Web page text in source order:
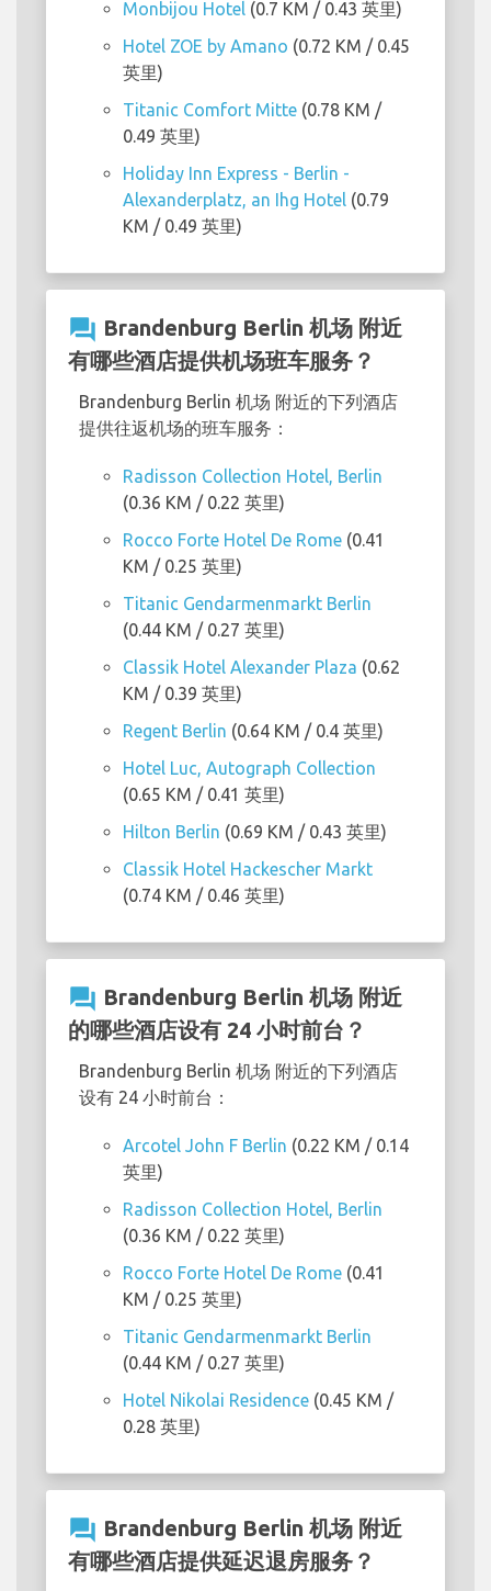
Monbijou Hotel (0.7 KM / 0.43 英里)
Hotel ZOE by Amano (0.72 KM / 0.45
英里)
Titanic Comfort Mitte (0.78 KM /
0.49 英里)
Holiday Inn Express - Berlin -
Alexanderplatz, an Ihg Hotel (0.79
KM / 0.49 英里)
question_answer Brandenburg Berlin 机场 附近
有哪些酒店提供机场班车服务？
Brandenburg Berlin 机场 附近的下列酒店
提供往返机场的班车服务：
Radisson Collection Hotel, Berlin
(0.36 KM / 0.22 英里)
Rocco Forte Hotel De Rome (0.41
KM / 0.25 英里)
Titanic Gendarmenmarkt Berlin
(0.44 KM / 0.27 英里)
Classik Hotel Alexander Plaza (0.62
KM / 0.39 英里)
Regent Berlin (0.64 KM / 0.4 英里)
Hotel Luc, Autograph Collection
(0.65 KM / 0.41 英里)
Hilton Berlin (0.69 KM / 0.43 英里)
Classik Hotel Hackescher Markt
(0.74 KM / 0.46 英里)
question_answer Brandenburg Berlin 机场 附近
的哪些酒店设有 24 小时前台？
Brandenburg Berlin 机场 附近的下列酒店
设有 24 小时前台：
Arcotel John F Berlin (0.22 KM / 0.14
英里)
Radisson Collection Hotel, Berlin
(0.36 KM / 0.22 英里)
Rocco Forte Hotel De Rome (0.41
KM / 0.25 英里)
Titanic Gendarmenmarkt Berlin
(0.44 KM / 0.27 英里)
Hotel Nikolai Residence (0.45 KM /
0.28 英里)
question_answer Brandenburg Berlin 机场 附近
有哪些酒店提供延迟退房服务？